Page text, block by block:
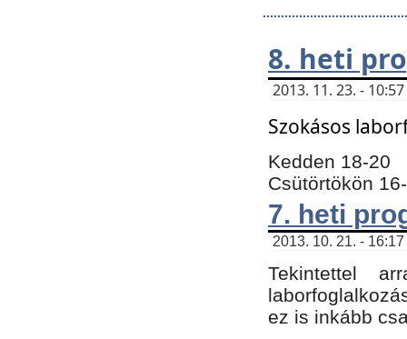
8. heti
2013. 11. 23. -
Szokásos
Kedden 18-20
Csütörtökön
7. heti
2013. 10. 21. -
Tekintettel
ez is inkább